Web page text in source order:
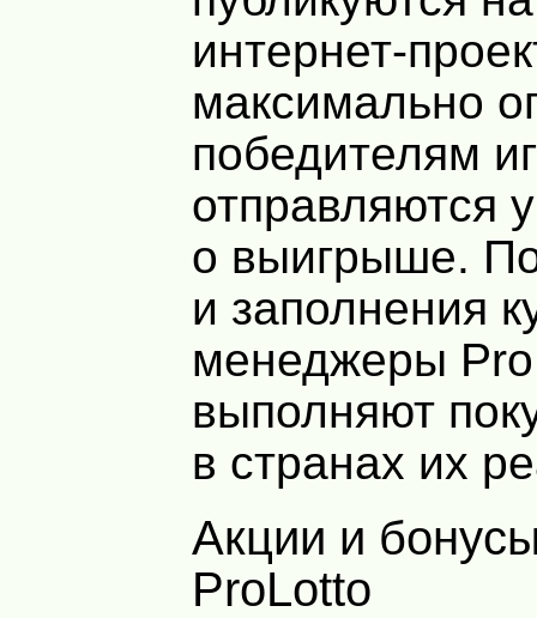
интернет-
максимально
победителям
отправляются
о выигрыше.
и заполнения
менеджеры
выполняют
в странах их
Акции и бонусы сервиса
ProLotto